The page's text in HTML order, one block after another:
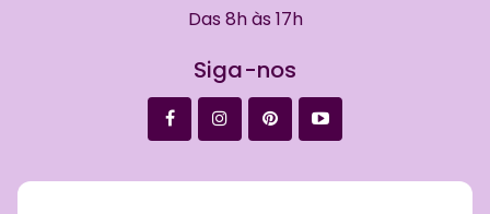
Das 8h às 17h
Siga-nos